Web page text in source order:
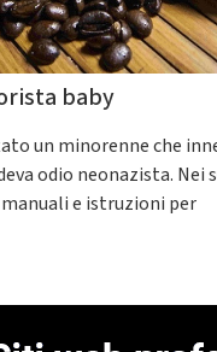
baby
un minorenne che
odio neonazista.
e istruzioni per